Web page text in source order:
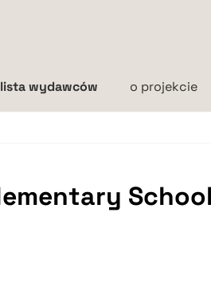
lista wydawców o projekcie